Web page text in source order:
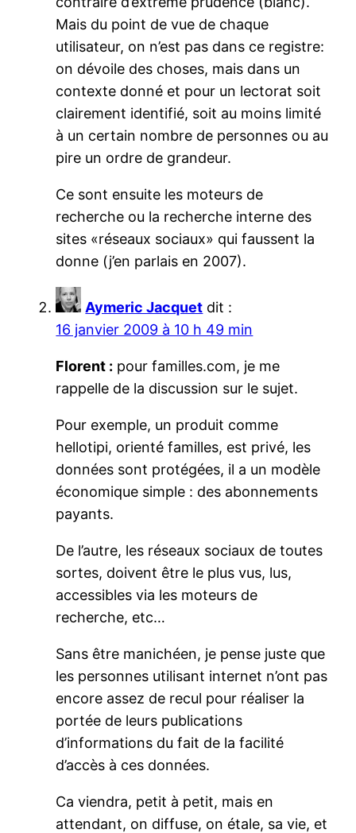
Mais du point de vue de chaque
utilisateur, on n’est pas dans ce registre:
on dévoile des choses, mais dans un
contexte donné et pour un lectorat soit
clairement identifié, soit au moins limité
à un certain nombre de personnes ou au
pire un ordre de grandeur.
Ce sont ensuite les moteurs de
recherche ou la recherche interne des
sites «réseaux sociaux» qui faussent la
donne (j’en parlais en 2007).
Aymeric Jacquet dit :
16 janvier 2009 à 10 h 49 min
Florent : pour familles.com, je me
rappelle de la discussion sur le sujet.
Pour exemple, un produit comme
hellotipi, orienté familles, est privé, les
données sont protégées, il a un modèle
économique simple : des abonnements
payants.
De l’autre, les réseaux sociaux de toutes
sortes, doivent être le plus vus, lus,
accessibles via les moteurs de
recherche, etc…
Sans être manichéen, je pense juste que
les personnes utilisant internet n’ont pas
encore assez de recul pour réaliser la
portée de leurs publications
d’informations du fait de la facilité
d’accès à ces données.
Ca viendra, petit à petit, mais en
attendant, on diffuse, on étale, sa vie, et